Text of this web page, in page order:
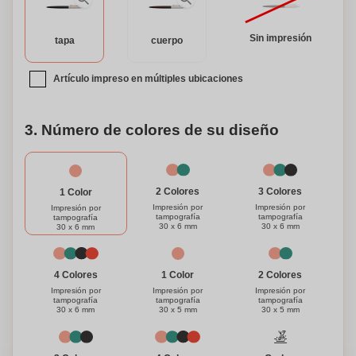
tapa cuerpo Sin impresión
Artículo impreso en múltiples ubicaciones
3. Número de colores de su diseño
1 Color
Impresión por
tampografía
30 x 6 mm
2 Colores
Impresión por
tampografía
30 x 6 mm
3 Colores
Impresión por
tampografía
30 x 6 mm
4 Colores
Impresión por
tampografía
30 x 6 mm
1 Color
Impresión por
tampografía
30 x 5 mm
2 Colores
Impresión por
tampografía
30 x 5 mm